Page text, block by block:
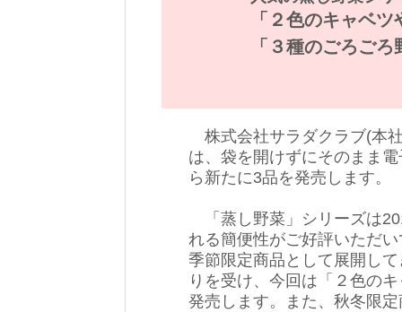
「２色のキャベ
「３種のごろご
株式会社サラダクラブ(本
は、袋を開けずにそのまま
ら新たに3品を発売します。
「蒸し野菜」シリーズは
れる簡便性がご好評いただ
季節限定商品として展開し
りを受け、今回は「２色の
発売します。また、秋冬限